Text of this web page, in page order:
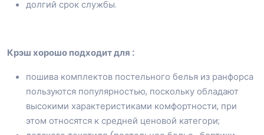
долгий срок службы.
Крэш хорошо подходит для :
пошива комплектов постельного белья из ранфорса
пользуются популярностью, поскольку обладают
высокими характеристиками комфортности, при
этом относятся к средней ценовой категори;